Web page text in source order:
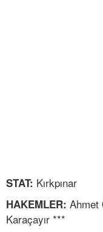
STAT: Kırkpınar
HAKEMLER:
Karaçayır ***